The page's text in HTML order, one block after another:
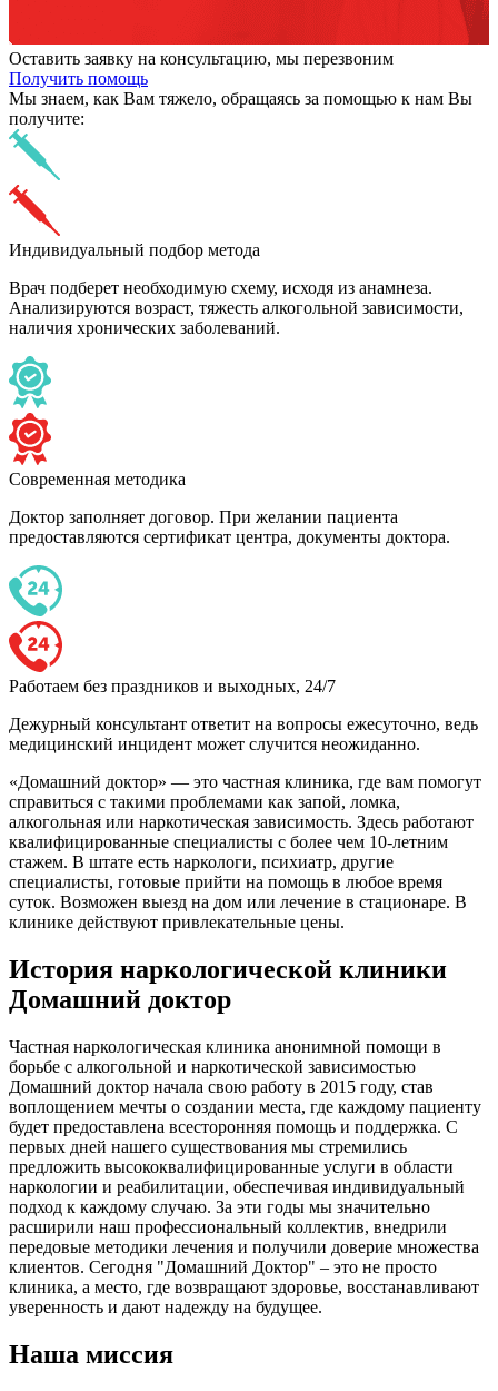
Оставить заявку на консультацию, мы перезвоним
Получить помощь
Мы знаем, как Вам тяжело, обращаясь за помощью к нам Вы
получите:
Индивидуальный подбор метода
Врач подберет необходимую схему, исходя из анамнеза.
Анализируются возраст, тяжесть алкогольной зависимости,
наличия хронических заболеваний.
Современная методика
Доктор заполняет договор. При желании пациента
предоставляются сертификат центра, документы доктора.
Работаем без праздников и выходных, 24/7
Дежурный консультант ответит на вопросы ежесуточно, ведь
медицинский инцидент может случится неожиданно.
«Домашний доктор» — это частная клиника, где вам помогут
справиться с такими проблемами как запой, ломка,
алкогольная или наркотическая зависимость. Здесь работают
квалифицированные специалисты с более чем 10-летним
стажем. В штате есть наркологи, психиатр, другие
специалисты, готовые прийти на помощь в любое время
суток. Возможен выезд на дом или лечение в стационаре. В
клинике действуют привлекательные цены.
История наркологической клиники
Домашний доктор
Частная наркологическая клиника анонимной помощи в
борьбе с алкогольной и наркотической зависимостью
Домашний доктор начала свою работу в 2015 году, став
воплощением мечты о создании места, где каждому пациенту
будет предоставлена всесторонняя помощь и поддержка. С
первых дней нашего существования мы стремились
предложить высококвалифицированные услуги в области
наркологии и реабилитации, обеспечивая индивидуальный
подход к каждому случаю. За эти годы мы значительно
расширили наш профессиональный коллектив, внедрили
передовые методики лечения и получили доверие множества
клиентов. Сегодня "Домашний Доктор" – это не просто
клиника, а место, где возвращают здоровье, восстанавливают
уверенность и дают надежду на будущее.
Наша миссия